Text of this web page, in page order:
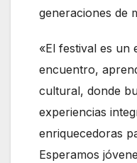
generaciones de
«El festival es un
encuentro,
cultural, donde
experiencias
enriquecedoras
Esperamos